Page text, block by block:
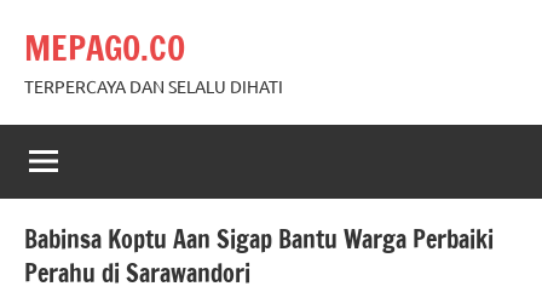
content
MEPAGO.CO
TERPERCAYA DAN SELALU DIHATI
Babinsa Koptu Aan Sigap Bantu Warga Perbaiki
Perahu di Sarawandori